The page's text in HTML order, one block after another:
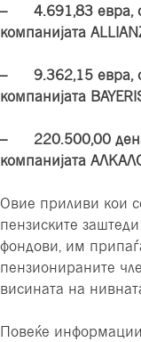
– 4.691,83 евра,
компанијата
– 9.362,15 евра,
компанијата
– 220.500,00
компанијата
Овие приливи кои
пензиските
фондови, им
пензионираните
висината на
Повеќе информации